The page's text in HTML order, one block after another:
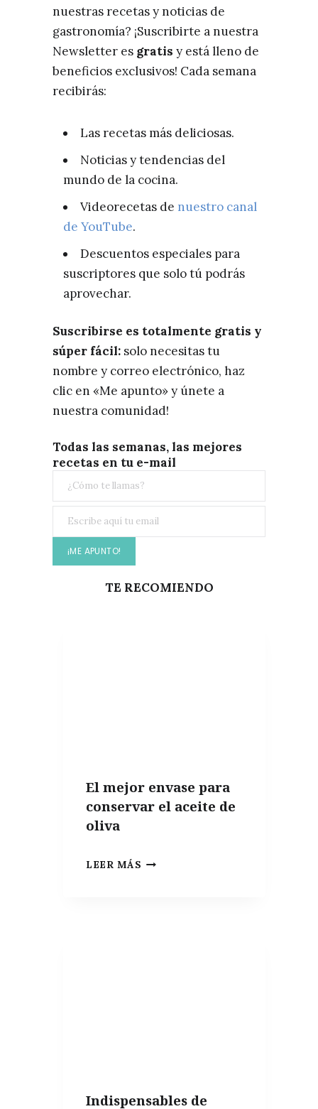
nuestras recetas y noticias de
gastronomía? ¡Suscribirte a nuestra
Newsletter es gratis y está lleno de
beneficios exclusivos! Cada semana
recibirás:
Las recetas más deliciosas.
Noticias y tendencias del
mundo de la cocina.
Videorecetas de nuestro canal
de YouTube.
Descuentos especiales para
suscriptores que solo tú podrás
aprovechar.
Suscribirse es totalmente gratis y
súper fácil: solo necesitas tu
nombre y correo electrónico, haz
clic en «Me apunto» y únete a
nuestra comunidad!
Todas las semanas, las mejores
recetas en tu e-mail
TE RECOMIENDO
El mejor envase para
conservar el aceite de
oliva
LEER MÁS EL
Indispensables de